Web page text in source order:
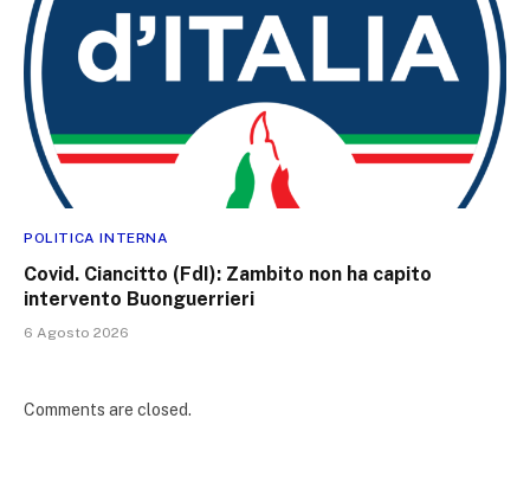
POLITICA INTERNA
Covid. Ciancitto (FdI): Zambito non ha capito
intervento Buonguerrieri
6 Agosto 2026
Comments are closed.